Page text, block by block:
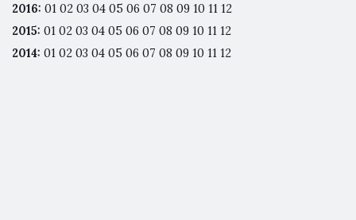
2016: 01 02 03 04 05 06 07 08 09 10 11 12
2015: 01 02 03 04 05 06 07 08 09 10 11 12
2014: 01 02 03 04 05 06 07 08 09 10 11 12